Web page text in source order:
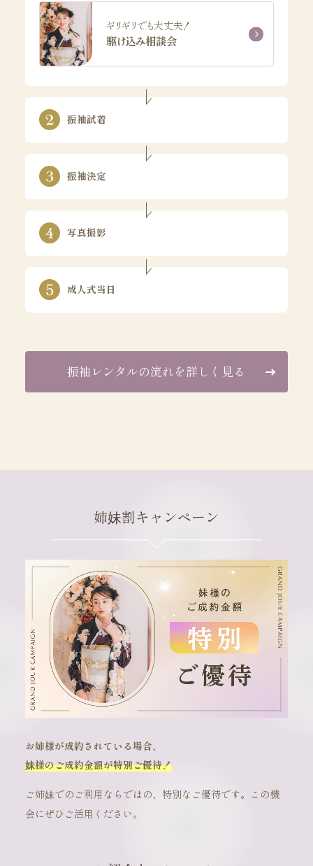
ギリギリでも大丈夫！
駆け込み相談会
振袖試着
振袖決定
写真撮影
成人式当日
振袖レンタルの流れを詳しく見る
姉妹割キャンペーン
お姉様が成約されている場合、
妹様のご成約金額が特別ご優待！
ご姉妹でのご利用ならではの、特別なご優待です。この機
会にぜひご活用ください。